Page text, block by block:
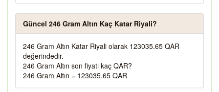
Güncel 246 Gram Altın Kaç Katar Riyali?
246 Gram Altın Katar Riyali olarak 123035.65 QAR
değerindedir.
246 Gram Altın son fiyatı kaç QAR?
246 Gram Altın = 123035.65 QAR